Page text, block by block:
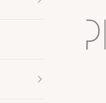
Pitod